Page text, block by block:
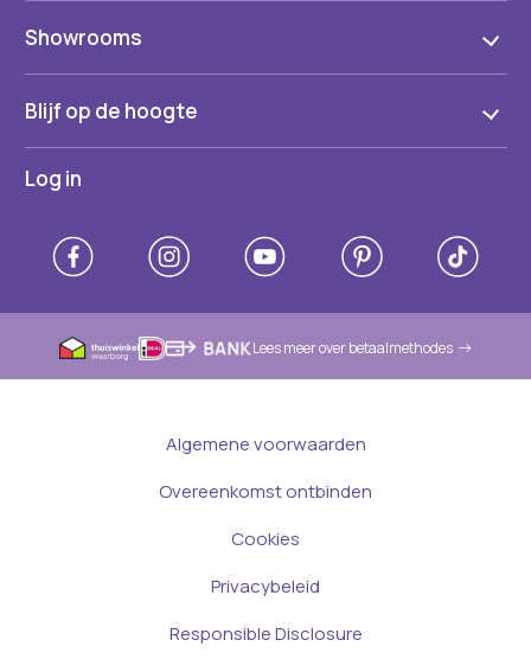
Showrooms
Blijf op de hoogte
Log in
Lees meer over betaalmethodes
Algemene voorwaarden
Overeenkomst ontbinden
Privacybeleid
Cookies
Responsible Disclosure